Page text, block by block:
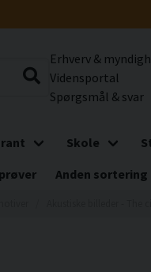
Erhverv &
Vidensportal
Spørgsmål & svar
Skole
Anden sortering